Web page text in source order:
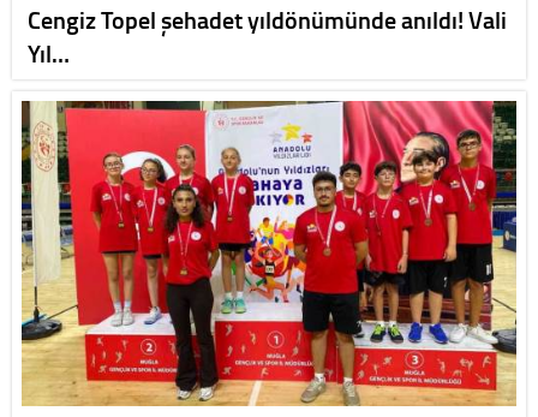
Cengiz Topel şehadet yıldönümünde anıldı! Vali
Yıl…